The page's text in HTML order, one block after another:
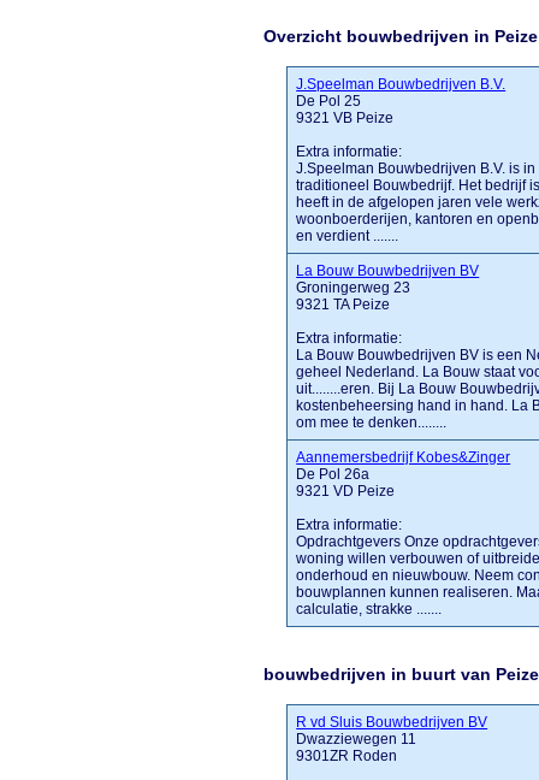
Overzicht bouwbedrijven in Peize
J.Speelman Bouwbedrijven B.V.
De Pol 25
9321 VB Peize
Extra informatie:
J.Speelman Bouwbedrijven B.V. is
traditioneel Bouwbedrijf. Het bedrijf
heeft in de afgelopen jaren vele
woonboerderijen, kantoren en
en verdient .......
La Bouw Bouwbedrijven BV
Groningerweg 23
9321 TA Peize
Extra informatie:
La Bouw Bouwbedrijven BV is een
geheel Nederland. La Bouw staat
uit........eren. Bij La Bouw
kostenbeheersing hand in hand. La
om mee te denken........
Aannemersbedrijf Kobes&Zinger
De Pol 26a
9321 VD Peize
Extra informatie:
Opdrachtgevers Onze
woning willen verbouwen of
onderhoud en nieuwbouw. Neem
bouwplannen kunnen realiseren.
calculatie, strakke .......
bouwbedrijven in buurt van Peize
R vd Sluis Bouwbedrijven BV
Dwazziewegen 11
9301ZR Roden